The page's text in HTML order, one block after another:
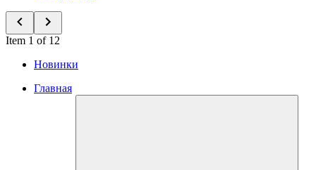
Item 1 of 12
Новинки
Главная